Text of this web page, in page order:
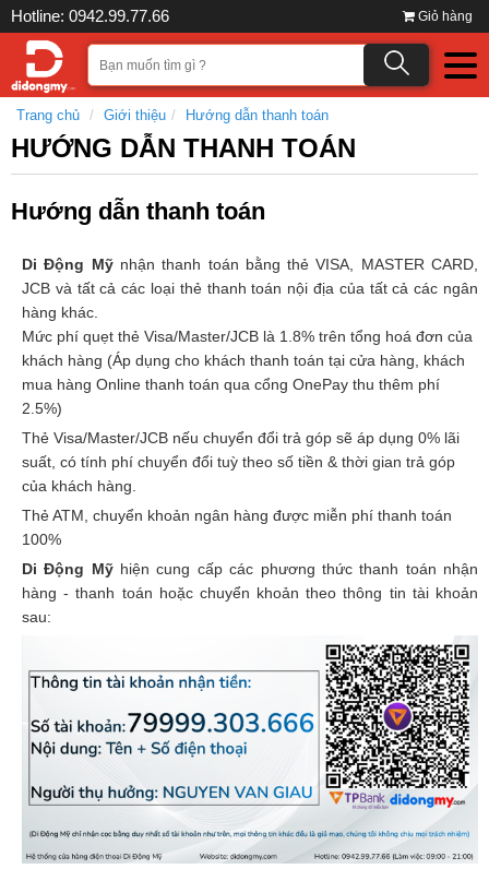
Hotline: 0942.99.77.66 Giỏ hàng
Trang chủ Giới thiệu Hướng dẫn thanh toán
HƯỚNG DẪN THANH TOÁN
Hướng dẫn thanh toán
Di Động Mỹnhận thanh toán bằng thẻ VISA, MASTER CARD,
JCB và tất cả các loại thẻ thanh toán nội địa của tất cả các ngân
hàng khác.
Mức phí quẹt thẻ Visa/Master/JCB là 1.8% trên tổng hoá đơn của
khách hàng (Áp dụng cho khách thanh toán tại cửa hàng, khách
mua hàng Online thanh toán qua cổng OnePay thu thêm phí
2.5%)
Thẻ Visa/Master/JCB nếu chuyển đổi trả góp sẽ áp dụng 0% lãi
suất, có tính phí chuyển đổi tuỳ theo số tiền & thời gian trả góp
của khách hàng.
Thẻ ATM, chuyển khoản ngân hàng được miễn phí thanh toán
100%
Di Động Mỹ hiện cung cấp các phương thức thanh toán nhận
hàng - thanh toán hoặc chuyển khoản theo thông tin tài khoản
sau: